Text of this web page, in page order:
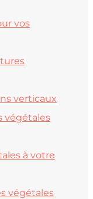
vos
verticaux
végétales
à votre
végétales